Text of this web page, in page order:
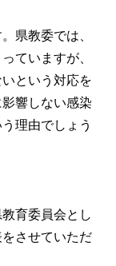
県教委では、
ていますが、
という対応を
響しない感染
理由でしょう
育委員会とし
させていただ